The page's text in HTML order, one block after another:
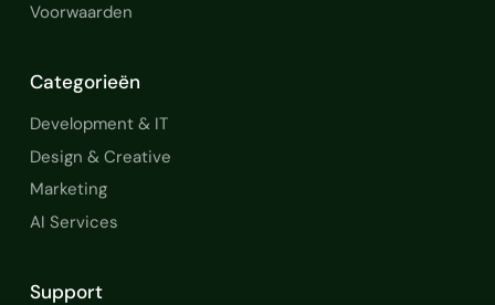
Voorwaarden
Categorieën
Development & IT
Design & Creative
Marketing
AI Services
Support